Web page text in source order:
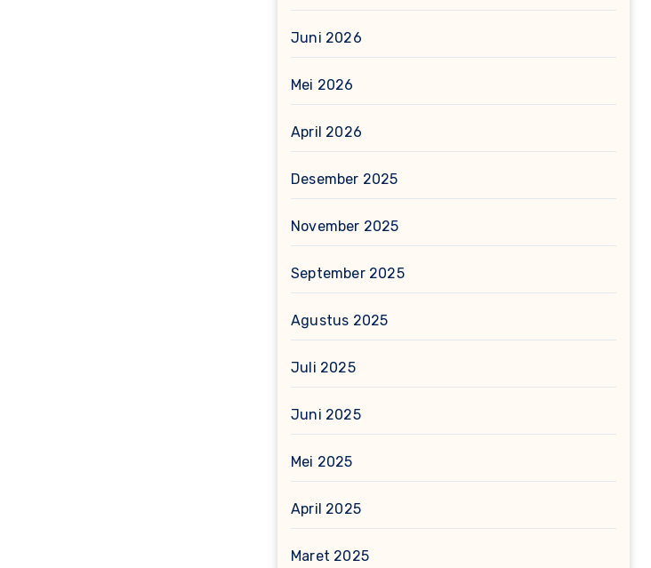
Juni 2026
Mei 2026
April 2026
Desember 2025
November 2025
September 2025
Agustus 2025
Juli 2025
Juni 2025
Mei 2025
April 2025
Maret 2025